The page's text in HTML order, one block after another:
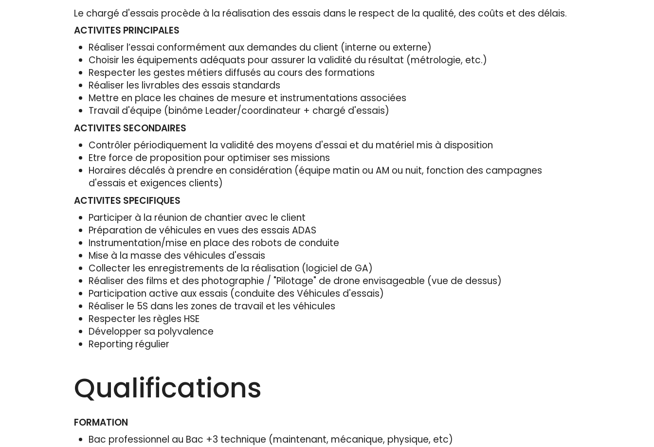
Le chargé d'essais procède à la réalisation des essais dans le respect de la qualité, des coûts et des délais.
ACTIVITES PRINCIPALES
Réaliser l’essai conformément aux demandes du client (interne ou externe)
Choisir les équipements adéquats pour assurer la validité du résultat (métrologie, etc.)
Respecter les gestes métiers diffusés au cours des formations
Réaliser les livrables des essais standards
Mettre en place les chaines de mesure et instrumentations associées
Travail d'équipe (binôme Leader/coordinateur + chargé d'essais)
ACTIVITES SECONDAIRES
Contrôler périodiquement la validité des moyens d'essai et du matériel mis à disposition
Etre force de proposition pour optimiser ses missions
Horaires décalés à prendre en considération (équipe matin ou AM ou nuit, fonction des campagnes
d'essais et exigences clients)
ACTIVITES SPECIFIQUES
Participer à la réunion de chantier avec le client
Préparation de véhicules en vues des essais ADAS
Instrumentation/mise en place des robots de conduite
Mise à la masse des véhicules d'essais
Collecter les enregistrements de la réalisation (logiciel de GA)
Réaliser des films et des photographie / "Pilotage" de drone envisageable (vue de dessus)
Participation active aux essais (conduite des Véhicules d'essais)
Réaliser le 5S dans les zones de travail et les véhicules
Respecter les règles HSE
Développer sa polyvalence
Reporting régulier
Qualifications
FORMATION
Bac professionnel au Bac +3 technique (maintenant, mécanique, physique, etc)